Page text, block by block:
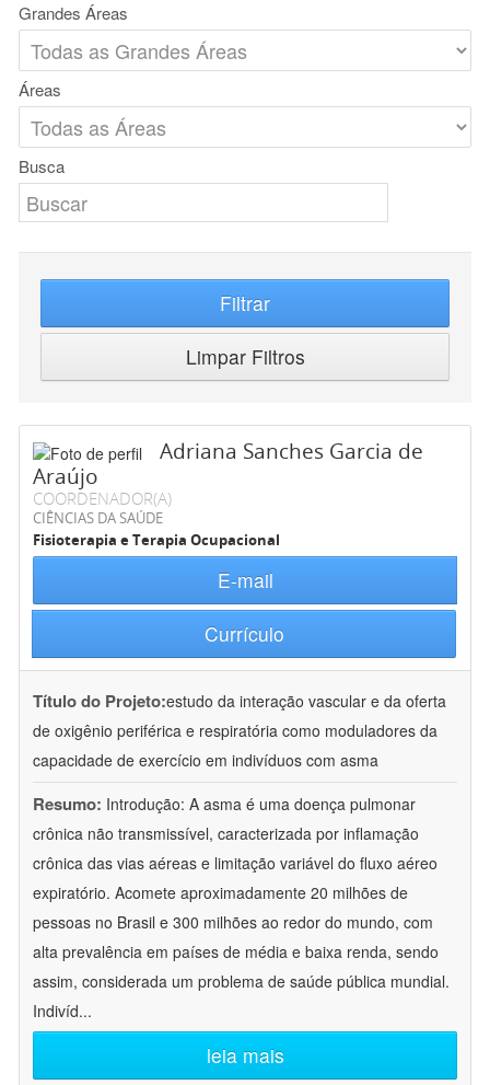
Grandes Áreas
Áreas
Busca
Filtrar
Limpar Filtros
Adriana Sanches Garcia de
Araújo
COORDENADOR(A)
CIÊNCIAS DA SAÚDE
Fisioterapia e Terapia Ocupacional
E-mail
Currículo
Título do Projeto:estudo da interação vascular e da oferta
de oxigênio periférica e respiratória como moduladores da
capacidade de exercício em indivíduos com asma
Resumo: Introdução: A asma é uma doença pulmonar
crônica não transmissível, caracterizada por inflamação
crônica das vias aéreas e limitação variável do fluxo aéreo
expiratório. Acomete aproximadamente 20 milhões de
pessoas no Brasil e 300 milhões ao redor do mundo, com
alta prevalência em países de média e baixa renda, sendo
assim, considerada um problema de saúde pública mundial.
Indivíd...
leia mais